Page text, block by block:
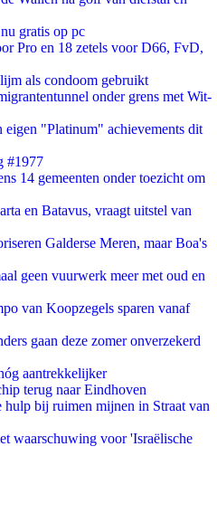
gratis op pc
Pro en 18 zetels voor D66, FvD,
als condoom gebruikt
onder grens met Wit-
"Platinum" achievements dit
#1977
14 gemeenten onder toezicht om
en Batavus, vraagt uitstel van
Galderse Meren, maar Boa's
geen vuurwerk meer met oud en
van Koopzegels sparen vanaf
gaan deze zomer onverzekerd
aantrekkelijker
terug naar Eindhoven
hulp bij ruimen mijnen in Straat van
waarschuwing voor 'Israëlische